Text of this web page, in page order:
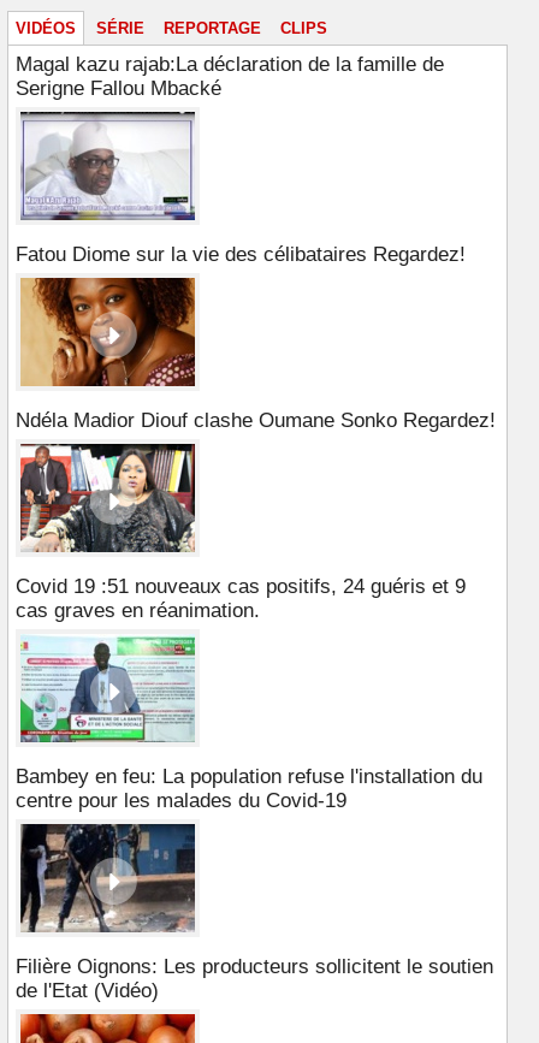
VIDÉOS SÉRIE REPORTAGE CLIPS
Magal kazu rajab:La déclaration de la famille de
Serigne Fallou Mbacké
Fatou Diome sur la vie des célibataires Regardez!
Ndéla Madior Diouf clashe Oumane Sonko Regardez!
Covid 19 :51 nouveaux cas positifs, 24 guéris et 9
cas graves en réanimation.
Bambey en feu: La population refuse l'installation du
centre pour les malades du Covid-19
Filière Oignons: Les producteurs sollicitent le soutien
de l'Etat (Vidéo)